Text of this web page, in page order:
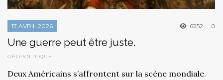
17 AVRIL 2026 6252 0
Une guerre peut être juste.
GÉOPOLITIQUE
Deux Américains s’affrontent sur la scène mondiale.